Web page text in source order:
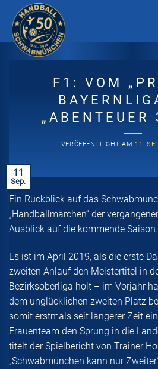
Inhalt
springen
F1: VOM
„ABENTEUER
VERÖFFENTLICHT AM 11.
11
Sep.
Ein Rückblick auf das
„Handballmärchen“ der
Ausblick auf die kommende Saison.
Es ist im April 2019, als die erste
zweiten Anlauf den Meistertitel in
Bezirksoberliga holt – im Vorjahr
dem unglücklichen zweiten Platz
somit erstmals seit längerer Zeit
Frauenteam den Sprung in die
titelt der Spielbericht von Trainer
„Schwabmünchen kann nur